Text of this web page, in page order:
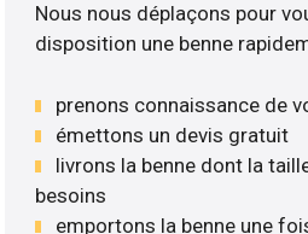
Nous nous déplaçons pour
disposition une benne
prenons connaissance de
émettons un devis gratuit
livrons la benne dont la
besoins
emportons la benne une